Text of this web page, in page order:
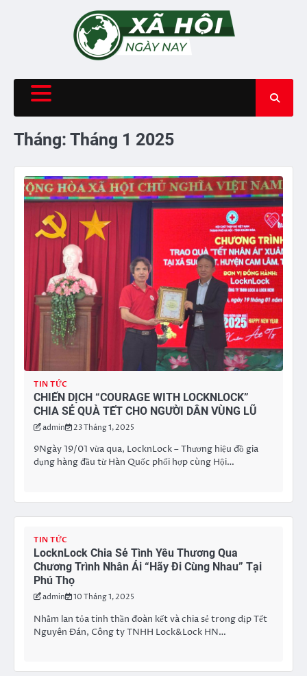
Tháng: Tháng 1 2025
TIN TỨC
CHIẾN DỊCH “COURAGE WITH LOCKNLOCK”
CHIA SẺ QUÀ TẾT CHO NGƯỜI DÂN VÙNG LŨ
admin 23 Tháng 1, 2025
9Ngày 19/01 vừa qua, LocknLock – Thương hiệu đồ gia
dụng hàng đầu từ Hàn Quốc phối hợp cùng Hội…
TIN TỨC
LocknLock Chia Sẻ Tình Yêu Thương Qua
Chương Trình Nhân Ái “Hãy Đi Cùng Nhau” Tại
Phú Thọ
admin 10 Tháng 1, 2025
Nhằm lan tỏa tinh thần đoàn kết và chia sẻ trong dịp Tết
Nguyên Đán, Công ty TNHH Lock&Lock HN…